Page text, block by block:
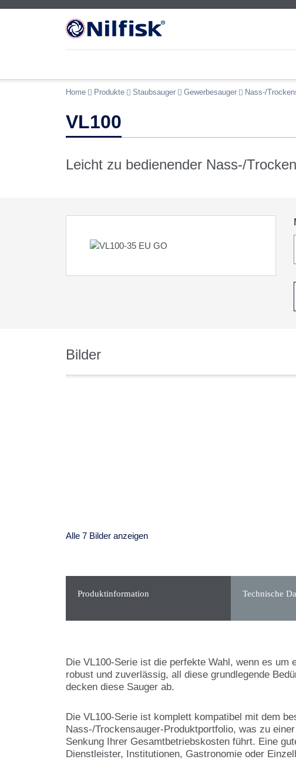
Home Produkte Staubsauger Gewerbesauger Nass-/
VL100
Leicht zu bedienender Nass-/
Bilder
Alle 7 Bilder anzeigen
Produktinformation Technische
Die VL100-Serie ist die perfekte Wahl, wenn es
robust und zuverlässig, all diese grundlegende
decken diese Sauger ab.
Die VL100-Serie ist komplett kompatibel mit dem
Nass-/Trockensauger-Produktportfolio, was zu
Senkung Ihrer Gesamtbetriebskosten führt. Eine
Dienstleister, Institutionen, Gastronomie oder